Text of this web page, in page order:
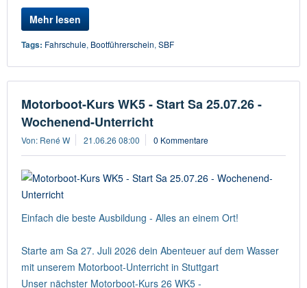
Mehr lesen
Tags: Fahrschule, Bootführerschein, SBF
Motorboot-Kurs WK5 - Start Sa 25.07.26 -
Wochenend-Unterricht
Von: René W 21.06.26 08:00 0 Kommentare
Einfach die beste Ausbildung - Alles an einem Ort!
Starte am Sa 27. Juli 2026 dein Abenteuer auf dem Wasser
mit unserem Motorboot-Unterricht in Stuttgart
Unser nächster Motorboot-Kurs 26 WK5 -